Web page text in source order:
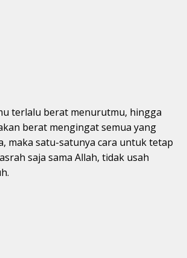
terlalu berat menurutmu, hingga
berat mengingat semua yang
maka satu-satunya cara untuk tetap
saja sama Allah, tidak usah